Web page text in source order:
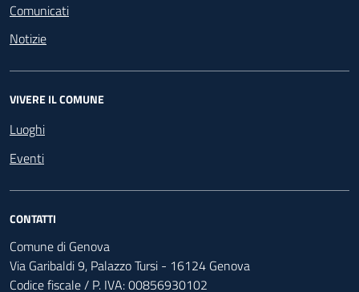
Comunicati
Notizie
VIVERE IL COMUNE
Luoghi
Eventi
CONTATTI
Comune di Genova
Via Garibaldi 9, Palazzo Tursi - 16124 Genova
Codice fiscale / P. IVA: 00856930102